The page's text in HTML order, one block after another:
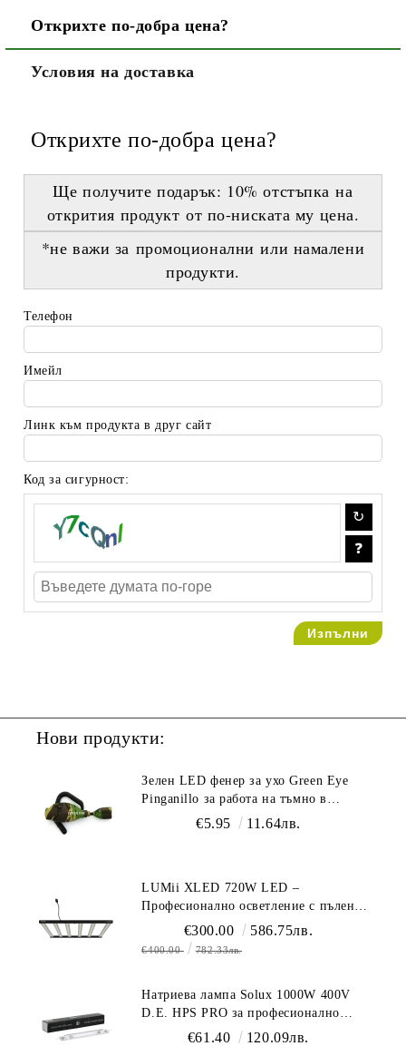
Открихте по-добра цена?
Условия на доставка
Открихте по-добра цена?
Ще получите подарък: 10% отстъпкана
открития продуктот по-ниската му цена.
*не важи за промоционални или намалени
продукти.
Телефон
Имейл
Линк към продукта в друг сайт
Код за сигурност:
Нови продукти:
Зелен LED фенер за ухо Green Eye
Pinganillo за работа на тъмно в
€5.95 11.64лв.
LUMii XLED 720W LED –
Професионално осветление с пълен
спектър (1700 µmol/s)
€300.00 586.75лв.
€400.00 782.33лв.
Натриева лампа Solux 1000W 400V
D.E. HPS PRO за професионално
осветление€61.40 120.09лв.